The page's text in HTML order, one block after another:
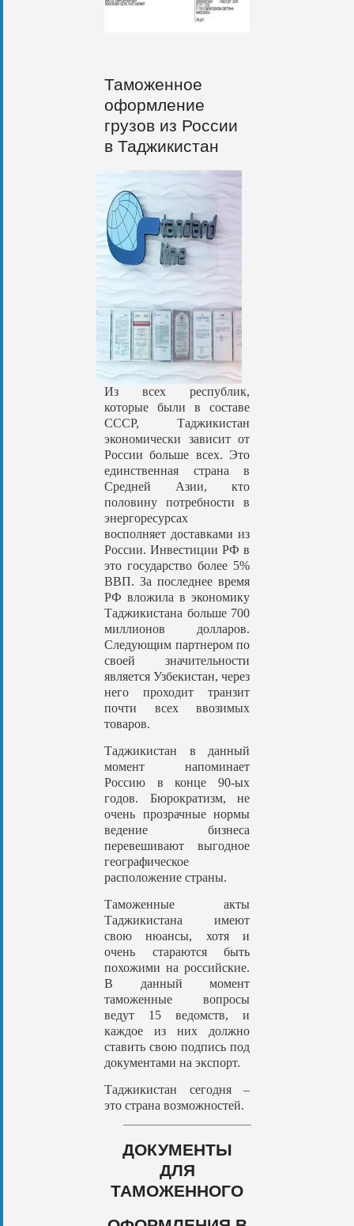
Таможенное
оформление
грузов из России
в Таджикистан
Из всех республик,
которые были в составе
СССР, Таджикистан
экономически зависит от
России больше всех. Это
единственная страна в
Средней Азии, кто
половину потребности в
энергоресурсах
восполняет доставками из
России. Инвестиции РФ в
это государство более 5%
ВВП. За последнее время
РФ вложила в экономику
Таджикистана больше 700
миллионов долларов.
Следующим партнером по
своей значительности
является Узбекистан, через
него проходит транзит
почти всех ввозимых
товаров.
Таджикистан в данный
момент напоминает
Россию в конце 90-ых
годов. Бюрократизм, не
очень прозрачные нормы
ведение бизнеса
перевешивают выгодное
географическое
расположение страны.
Таможенные акты
Таджикистана имеют
свою нюансы, хотя и
очень стараются быть
похожими на российские.
В данный момент
таможенные вопросы
ведут 15 ведомств, и
каждое из них должно
ставить свою подпись под
документами на экспорт.
Таджикистан сегодня –
это страна возможностей.
ДОКУМЕНТЫ
ДЛЯ
ТАМОЖЕННОГО